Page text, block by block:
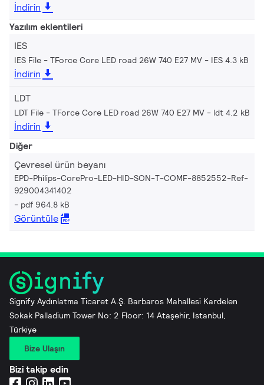
İndirin
Yazılım eklentileri
IES
IES File - TForce Core LED road 26W 740 E27 MV IES 4.3 kB
İndirin
LDT
LDT File - TForce Core LED road 26W 740 E27 MV ldt 4.2 kB
İndirin
Diğer
Çevresel ürün beyanı
EPD-Philips-CorePro-LED-HID-SON-T-COMF-8852552-Ref-
929004341402
pdf 964.8 kB
Görüntüle
Signify Aydınlatma Ticaret A.Ş. Barbaros Mahallesi Kardelen
Sokak Palladium Tower No: 2 Floor: 14 Ataşehir, Istanbul,
Türkiye
Bize Ulaşın
Bizi takip edin